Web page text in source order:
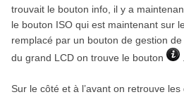
trouvait le bouton info, il y a
le bouton ISO qui est maintenant sur
remplacé par un bouton de gestion
du grand LCD on trouve le bouton
.
Sur le côté et à l’avant on retrouve